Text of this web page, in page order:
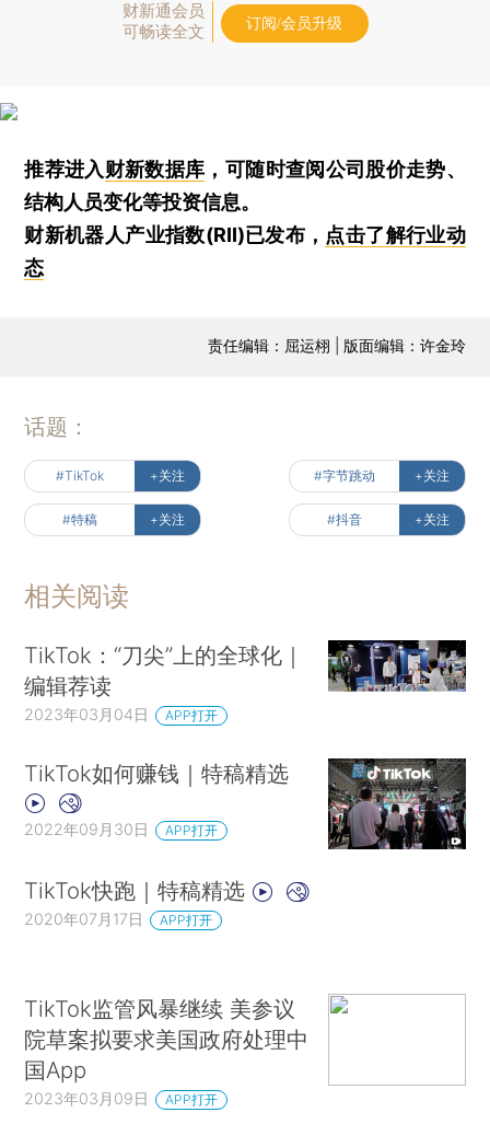
财新通会员
可畅读全文
订阅/会员升级
推荐进入财新数据库 ，可随时查阅公司股价走势、
结构人员变化等投资信息。
财新机器人产业指数(RII)已发布， 点击了解行业动
态
责任编辑：屈运栩 | 版面编辑：许金玲
话题：
#TikTok +关注 #字节跳动 +关注
#特稿 +关注 #抖音 +关注
相关阅读
TikTok：“刀尖”上的全球化｜
编辑荐读
2023年03月04日 APP打开
TikTok如何赚钱｜特稿精选
2022年09月30日 APP打开
TikTok快跑｜特稿精选
2020年07月17日 APP打开
TikTok监管风暴继续 美参议
院草案拟要求美国政府处理中
国App
2023年03月09日 APP打开